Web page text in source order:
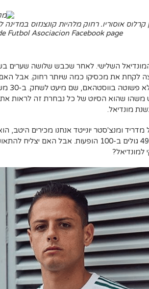
אוסוריו. רחוק מלהיות קונצנזוס
Futbol Asociacion Facebook page)
השלישי. לאחר שכבש שלושה שערים
29 רוצה לקחת את מכסיקו כמה שיותר רחוק. אבל
ואם יש משהו שהוא הסיוט של כל נבחרת זה
מונדיאל.
מדריד ומנצ'סטר יונייטד אנחנו מכירים היטב,
מכסיקו בכל הזמנים עם 49 גולים ב-100 הופעות. אבל
למונדיאל?